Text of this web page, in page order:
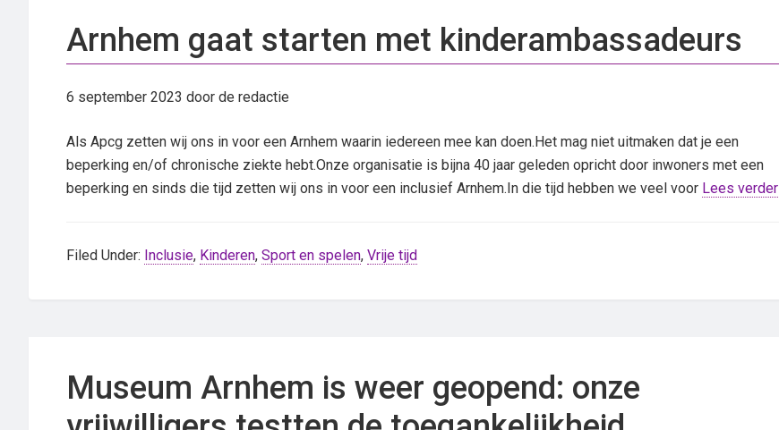
Arnhem gaat starten met kinderambassadeurs
6 september 2023 door de redactie
Als Apcg zetten wij ons in voor een Arnhem waarin iedereen mee kan doen.Het mag niet uitmaken dat je een
beperking en/of chronische ziekte hebt.Onze organisatie is bijna 40 jaar geleden opricht door inwoners met een
beperking en sinds die tijd zetten wij ons in voor een inclusief Arnhem.In die tijd hebben we veel voor Lees verder
Filed Under: Inclusie, Kinderen, Sport en spelen, Vrije tijd
Museum Arnhem is weer geopend: onze